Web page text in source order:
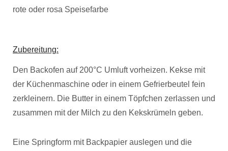
rote oder rosa Speisefarbe
Zubereitung:
Den Backofen auf 200°C Umluft vorheizen. Kekse mit
der Küchenmaschine oder in einem Gefrierbeutel fein
zerkleinern. Die Butter in einem Töpfchen zerlassen und
zusammen mit der Milch zu den Kekskrümeln geben.
Eine Springform mit Backpapier auslegen und die